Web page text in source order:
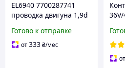
EL6940 7700287741
проводка двигуна 1,9d
97-07
Готово к отправке
от333₴/мес
,